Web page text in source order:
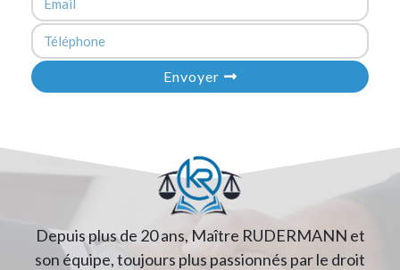
Envoyer
Depuis plus de 20 ans, Maître RUDERMANN et
son équipe, toujours plus passionnés par le droit